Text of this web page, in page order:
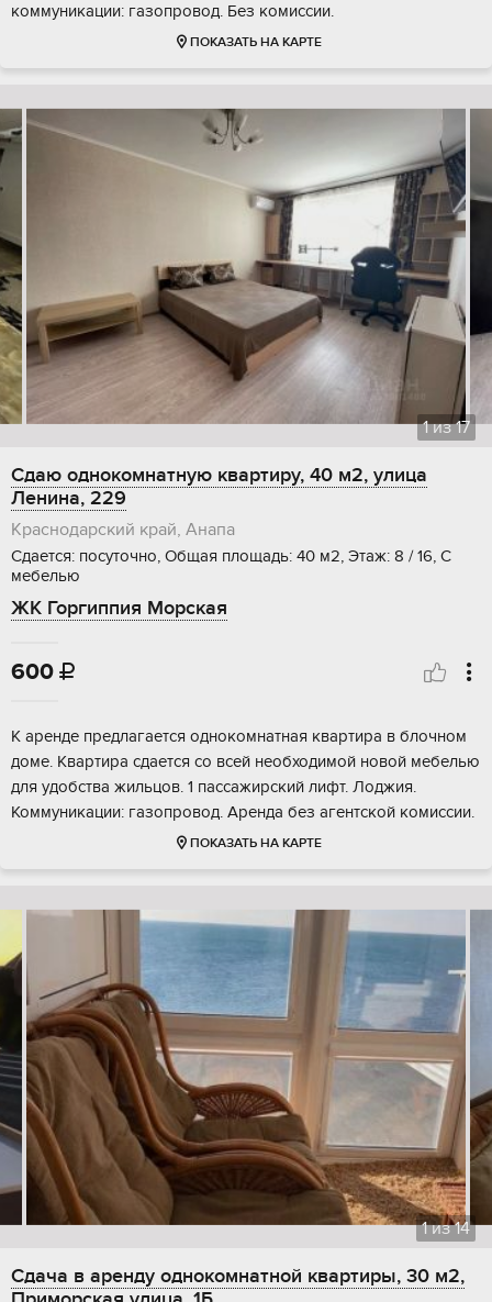
коммуникации: газопровод. Без комиссии.
ПОКАЗАТЬ НА КАРТЕ
1из17
Сдаю однокомнатную квартиру, 40 м2, улица
Ленина, 229
Краснодарский край, Анапа
Сдается: посуточно, Общая площадь: 40 м2, Этаж: 8 / 16, С
мебелью
ЖК Горгиппия Морская
600 
К аренде предлагается однокомнатная квартира в блочном
доме. Квартира сдается со всей необходимой новой мебелью
для удобства жильцов. 1 пассажирский лифт. Лоджия.
Коммуникации: газопровод. Аренда без агентской комиссии.
ПОКАЗАТЬ НА КАРТЕ
1из14
Сдача в аренду однокомнатной квартиры, 30 м2,